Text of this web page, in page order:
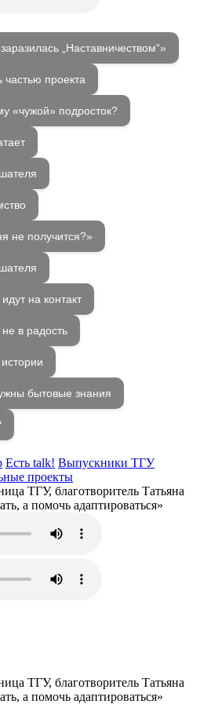
„Наставничеством“»
частью проекта
«чужой» подросток?
не получится?»
на контакт
в радость
бытовые знания
Есть talk! Выпускники ТГУ
проекты
ТГУ, благотворитель Татьяна
а помочь адаптироваться»
ТГУ, благотворитель Татьяна
а помочь адаптироваться»